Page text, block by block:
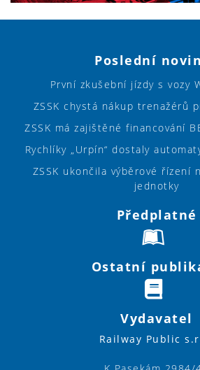
Poslední
První zkušební jízdy s vozy
ZSSK chystá nákup trenažérů
ZSSK má zajištěné financování
Rychlíky „Urpín“ dostaly
ZSSK ukončila výběrové řízení
jednotky
Předplatné
Ostatní
Vydavatel
Railway Public